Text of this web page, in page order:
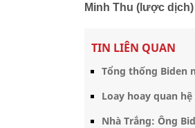
Minh Thu (lược dịch)
TIN LIÊN QUAN
Tổng thống Biden
Loay hoay quan
Nhà Trắng: Ông